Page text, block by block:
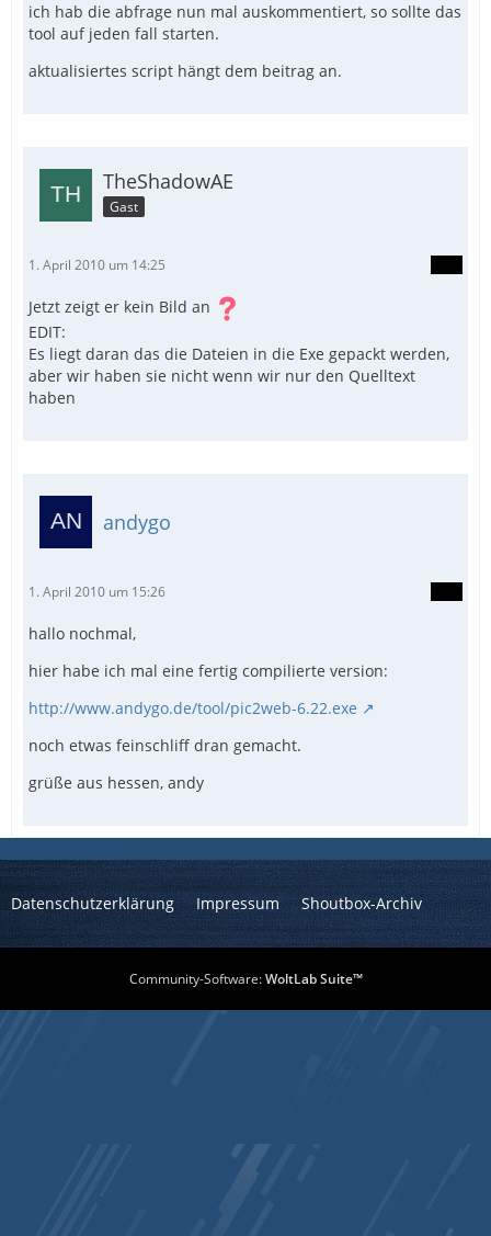
ich hab die abfrage nun mal auskommentiert, so sollte das
tool auf jeden fall starten.
aktualisiertes script hängt dem beitrag an.
TheShadowAE
Gast
1. April 2010 um 14:25
Jetzt zeigt er kein Bild an
EDIT:
Es liegt daran das die Dateien in die Exe gepackt werden,
aber wir haben sie nicht wenn wir nur den Quelltext
haben
andygo
1. April 2010 um 15:26
hallo nochmal,
hier habe ich mal eine fertig compilierte version:
http://www.andygo.de/tool/pic2web-6.22.exe
noch etwas feinschliff dran gemacht.
grüße aus hessen, andy
Datenschutzerklärung Impressum Shoutbox-Archiv
Community-Software:WoltLab Suite™